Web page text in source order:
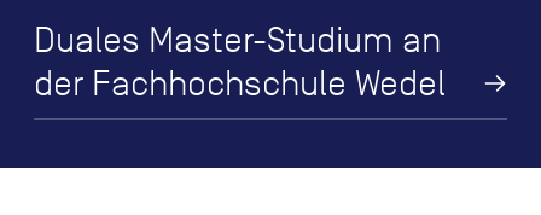
Duales Master-Studium an
der Fachhochschule Wedel